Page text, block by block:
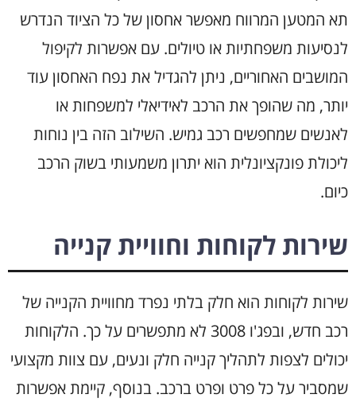
תא המטען המרווח מאפשר אחסון של כל הציוד הנדרש
לנסיעות משפחתיות או טיולים. עם אפשרות לקיפול
המושבים האחוריים, ניתן להגדיל את נפח האחסון עוד
יותר, מה שהופך את הרכב לאידיאלי למשפחות או
לאנשים שמחפשים רכב גמיש. השילוב הזה בין נוחות
ליכולת פונקציונלית הוא יתרון משמעותי בשוק הרכב
כיום.
שירות לקוחות וחוויית קנייה
שירות לקוחות הוא חלק בלתי נפרד מחוויית הקנייה של
רכב חדש, ובפג'ו 3008 לא מתפשרים על כך. הלקוחות
יכולים לצפות לתהליך קנייה חלק ונעים, עם צוות מקצועי
שמסביר על כל פרט ופרט ברכב. בנוסף, קיימת אפשרות